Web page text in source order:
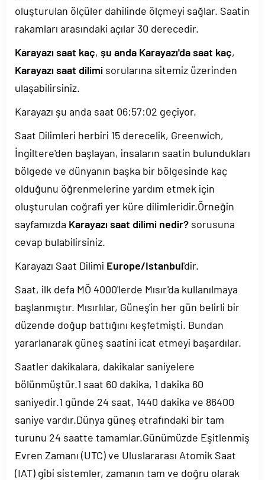
oluşturulan ölçüler dahilinde ölçmeyi sağlar. Saatin
rakamları arasındaki açılar 30 derecedir.
Karayazı saat kaç, şu anda Karayazı'da saat kaç,
Karayazı saat dilimi sorularına sitemiz üzerinden
ulaşabilirsiniz.
Karayazı şu anda saat 06:57:02 geçiyor.
Saat Dilimleri herbiri 15 derecelik, Greenwich,
İngiltere'den başlayan, insaların saatin bulundukları
bölgede ve dünyanın başka bir bölgesinde kaç
olduğunu öğrenmelerine yardım etmek için
oluşturulan coğrafi yer küre dilimleridir.Örneğin
sayfamızda Karayazı saat dilimi nedir? sorusuna
cevap bulabilirsiniz.
Karayazı Saat Dilimi Europe/Istanbul'dir.
Saat, ilk defa MÖ 4000'lerde Mısır'da kullanılmaya
başlanmıştır. Mısırlılar, Güneş'in her gün belirli bir
düzende doğup battığını keşfetmişti. Bundan
yararlanarak güneş saatini icat etmeyi başardılar.
Saatler dakikalara, dakikalar saniyelere
bölünmüştür.1 saat 60 dakika, 1 dakika 60
saniyedir.1 günde 24 saat, 1440 dakika ve 86400
saniye vardır.Dünya güneş etrafındaki bir tam
turunu 24 saatte tamamlar.Günümüzde Eşitlenmiş
Evren Zamanı (UTC) ve Uluslararası Atomik Saat
(IAT) gibi sistemler, zamanın tam ve doğru olarak